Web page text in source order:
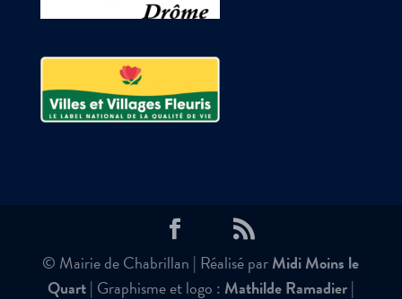
© Mairie de Chabrillan | Réalisé parMidi Moins le
Quart| Graphisme et logo : Mathilde Ramadier|